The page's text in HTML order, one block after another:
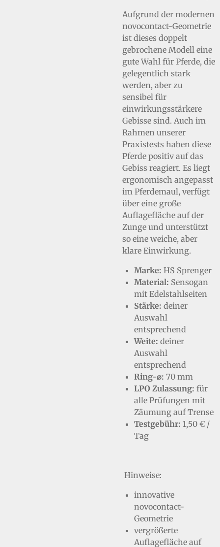
Aufgrund der modernen
novocontact-Geometrie
ist dieses doppelt
gebrochene Modell eine
gute Wahl für Pferde, die
gelegentlich stark
werden, aber zu
sensibel für
einwirkungsstärkere
Gebisse sind. Auch im
Rahmen unserer
Praxistests haben diese
Pferde positiv auf das
Gebiss reagiert. Es liegt
ergonomisch angepasst
im Pferdemaul, verfügt
über eine große
Auflagefläche auf der
Zunge und unterstützt
so eine weiche, aber
klare Einwirkung.
Marke: HS Sprenger
Material: Sensogan
mit Edelstahlseiten
Stärke: deiner
Auswahl
entsprechend
Weite: deiner
Auswahl
entsprechend
Ring-⌀: 70 mm
LPO Zulassung: für
alle Prüfungen mit
Zäumung auf Trense
Testgebühr: 1,50 € /
Tag
Hinweise:
innovative
novocontact-
Geometrie
vergrößerte
Auflagefläche auf